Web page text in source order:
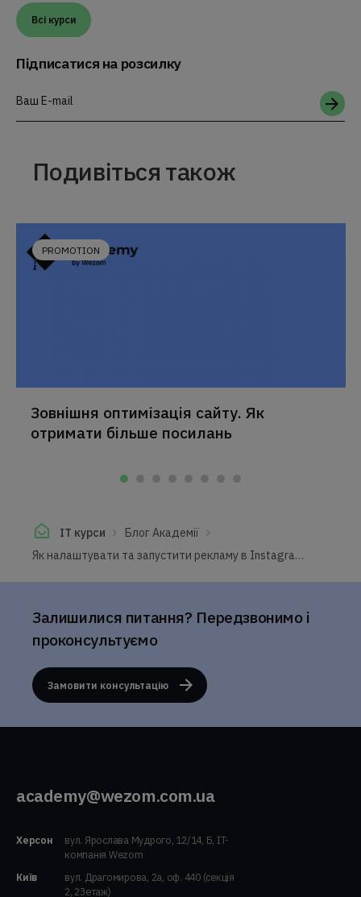
Всі курси
Підписатися на розсилку
Ваш E-mail
Подивіться також
PROMOTION
Зовнішня оптимізація сайту. Як
отримати більше посилань
IT курси
Блог Академії
Як налаштувати та запустити рекламу в Instagram через Facebook Ads
Залишилися питання? Передзвонимо і
проконсультуємо
Замовити консультацію
academy@wezom.com.ua
Херсон
вул. Ярослава Мудрого, 12/14, Б, IT-
компанія Wezom
Київ
вул. Драгомирова, 2а, оф. 440 (секція
2, 23етаж)